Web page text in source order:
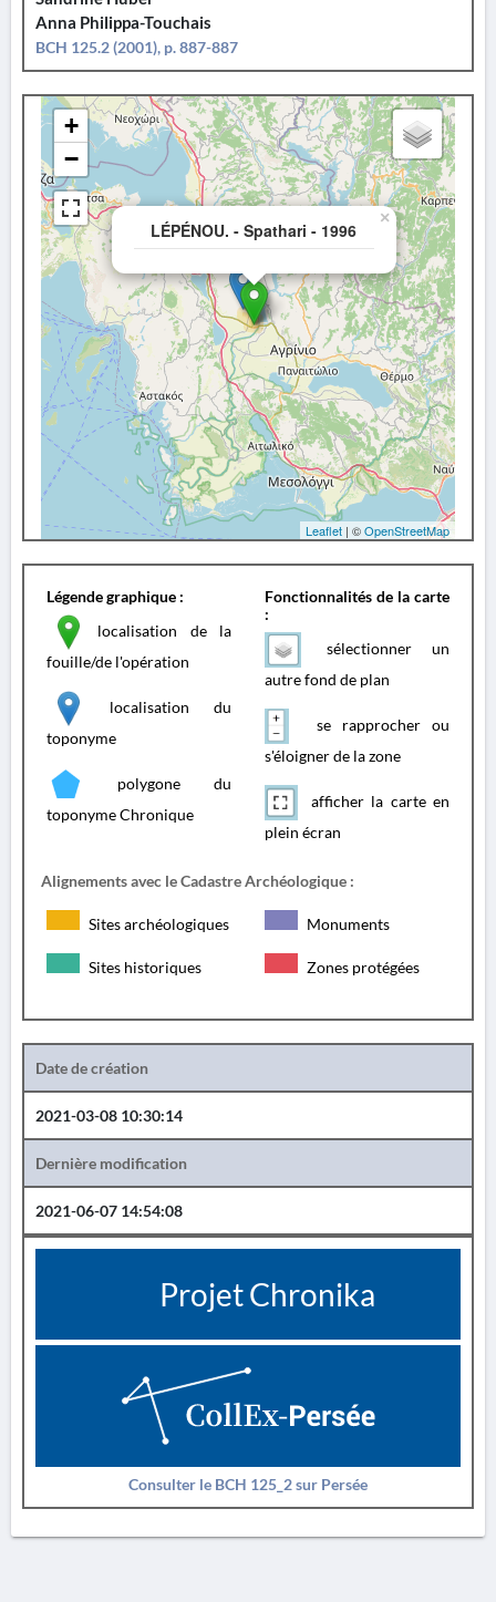
Anna Philippa-Touchais
BCH 125.2 (2001), p. 887-887
LÉPÉNOU. - Spathari - 1996
×
+
−
Leaflet | ©OpenStreetMap
Légende graphique :
localisation de la
fouille/de l'opération
localisation du
toponyme
polygone du
toponyme Chronique
Fonctionnalités de la carte
:
sélectionner un
autre fond de plan
se rapprocher ou
s'éloigner de la zone
afficher la carte en
plein écran
Alignements avec le Cadastre Archéologique :
Sites archéologiques Monuments
Sites historiques Zones protégées
Date de création
2021-03-08 10:30:14
Dernière modification
2021-06-07 14:54:08
Projet Chronika
Consulter le BCH 125_2 sur Persée